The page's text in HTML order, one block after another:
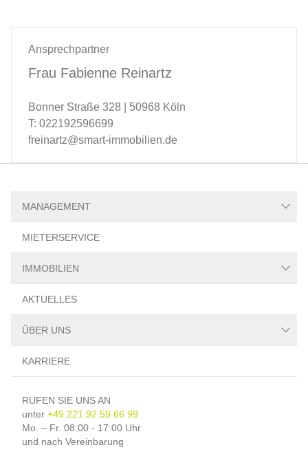
Ansprechpartner
Frau Fabienne Reinartz
Bonner Straße 328 | 50968 Köln
T: 022192596699
freinartz@smart-immobilien.de
MANAGEMENT
Property-Management
MIETERSERVICE
IMMOBILIEN
Immobilienberatung
AKTUELLES
ÜBER UNS
KARRIERE
RUFEN SIE UNS AN
unter +49 221.92 59 66 99
Mo. – Fr. 08:00 - 17:00 Uhr
und nach Vereinbarung